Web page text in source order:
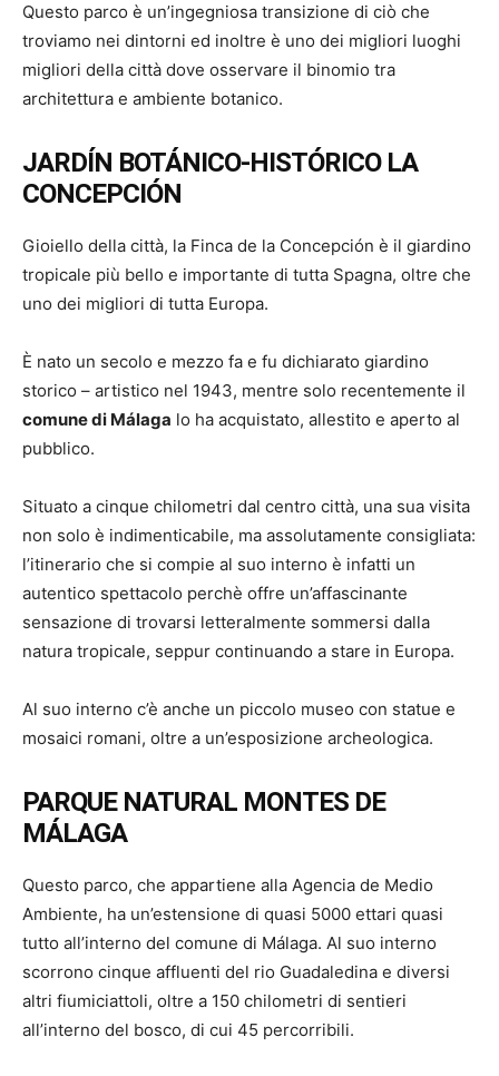
Questo parco è un’ingegniosa transizione di ciò che
troviamo nei dintorni ed inoltre è uno dei migliori luoghi
migliori della città dove osservare il binomio tra
architettura e ambiente botanico.
JARDÍN BOTÁNICO-HISTÓRICO LA
CONCEPCIÓN
Gioiello della città, la Finca de la Concepción è il giardino
tropicale più bello e importante di tutta Spagna, oltre che
uno dei migliori di tutta Europa.
È nato un secolo e mezzo fa e fu dichiarato giardino
storico – artistico nel 1943, mentre solo recentemente il
comune di Málaga lo ha acquistato, allestito e aperto al
pubblico.
Situato a cinque chilometri dal centro città, una sua visita
non solo è indimenticabile, ma assolutamente consigliata:
l’itinerario che si compie al suo interno è infatti un
autentico spettacolo perchè offre un’affascinante
sensazione di trovarsi letteralmente sommersi dalla
natura tropicale, seppur continuando a stare in Europa.
Al suo interno c’è anche un piccolo museo con statue e
mosaici romani, oltre a un’esposizione archeologica.
PARQUE NATURAL MONTES DE
MÁLAGA
Questo parco, che appartiene alla Agencia de Medio
Ambiente, ha un’estensione di quasi 5000 ettari quasi
tutto all’interno del comune di Málaga. Al suo interno
scorrono cinque affluenti del rio Guadaledina e diversi
altri fiumiciattoli, oltre a 150 chilometri di sentieri
all’interno del bosco, di cui 45 percorribili.